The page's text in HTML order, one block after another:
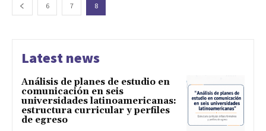
6 7 8
Latest news
Análisis de planes de estudio en
comunicación en seis
universidades latinoamericanas:
estructura curricular y perfiles
de egreso